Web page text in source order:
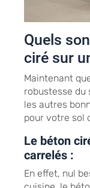
Quels
ciré sur
Maintenant
robustesse du
les autres
pour votre sol
Le béton
carrelés :
En effet, nul